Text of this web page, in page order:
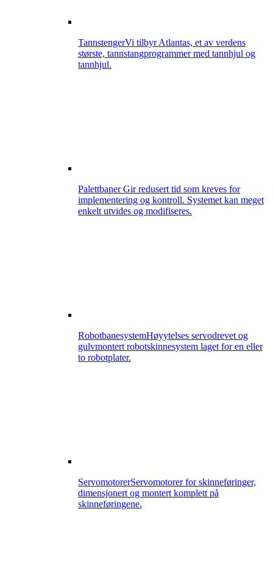
TannstengerVi tilbyr Atlantas, et av verdens
største, tannstangprogrammer med tannhjul og
tannhjul.
PalettbanerGir redusert tid som kreves for
implementering og kontroll. Systemet kan meget
enkelt utvides og modifiseres.
RobotbanesystemHøyytelses servodrevet og
gulvmontert robotskinnesystem laget for en eller
to robotplater.
ServomotorerServomotorer for skinneføringer,
dimensjonert og montert komplett på
skinneføringene.